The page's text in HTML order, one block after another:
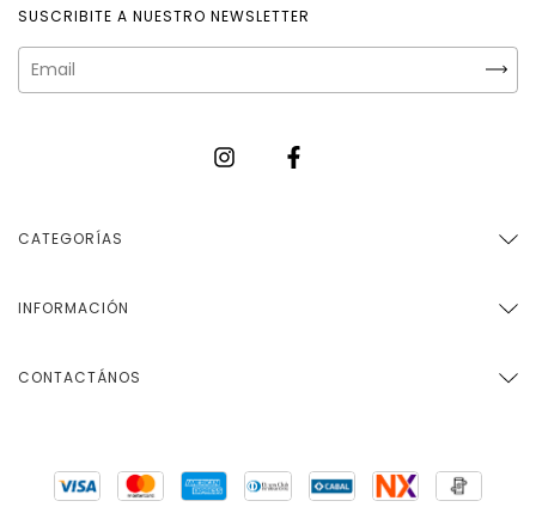
SUSCRIBITE A NUESTRO NEWSLETTER
CATEGORÍAS
INFORMACIÓN
CONTACTÁNOS